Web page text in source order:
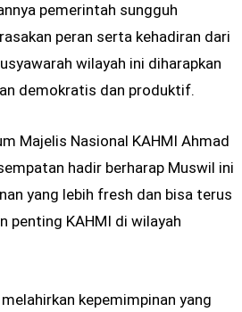
pemerintah sungguh
peran serta kehadiran dari
wilayah ini diharapkan
demokratis dan produktif.
Majelis Nasional KAHMI Ahmad
hadir berharap Muswil ini
yang lebih fresh dan bisa terus
penting KAHMI di wilayah
kepemimpinan yang